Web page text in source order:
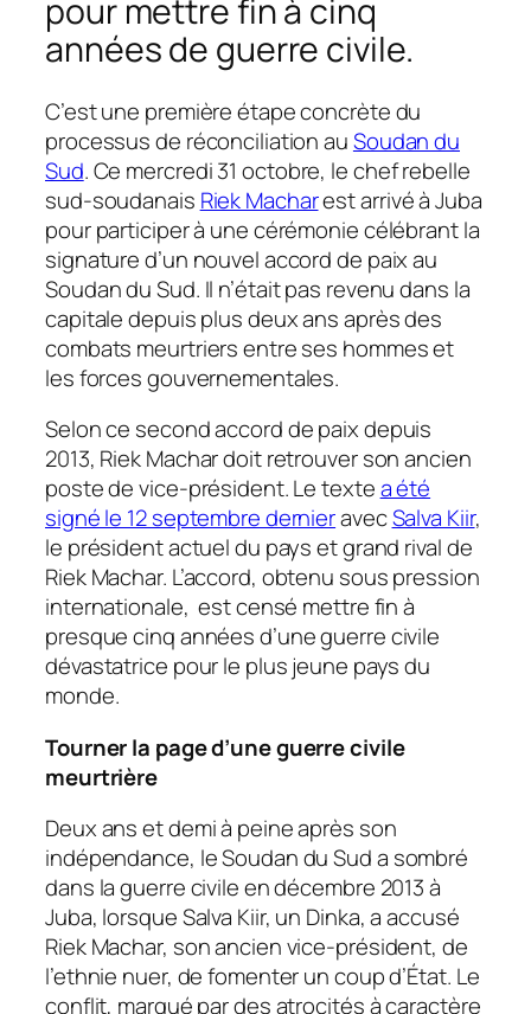
pour mettre fin à cinq
années de guerre civile.
C’est une première étape concrète du
processus de réconciliation auSoudan du
Sud. Ce mercredi 31 octobre, le chef rebelle
sud-soudanais Riek Macharest arrivé à Juba
pour participer à une cérémonie célébrant la
signature d’un nouvel accord de paix au
Soudan du Sud. Il n’était pas revenu dans la
capitale depuis plus deux ans après des
combats meurtriers entre ses hommes et
les forces gouvernementales.
Selon ce second accord de paix depuis
2013, Riek Machar doit retrouver son ancien
poste de vice-président. Le textea été
signé le 12 septembre dernieravecSalva Kiir,
le président actuel du pays et grand rival de
Riek Machar. L’accord, obtenu sous pression
internationale, est censé mettre fin à
presque cinq années d’une guerre civile
dévastatrice pour le plus jeune pays du
monde.
Tourner la page d’une guerre civile
meurtrière
Deux ans et demi à peine après son
indépendance, le Soudan du Sud a sombré
dans la guerre civile en décembre 2013 à
Juba, lorsque Salva Kiir, un Dinka, a accusé
Riek Machar, son ancien vice-président, de
l’ethnie nuer, de fomenter un coup d’État. Le
conflit, marqué par des atrocités à caractère